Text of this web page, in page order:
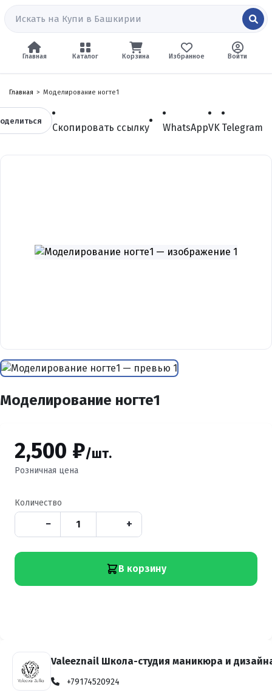
Главная Каталог Войти
Избранное
Корзина
Главная Моделирование ногте1
Скопировать ссылку WhatsAppVK Telegram
Моделирование ногте1
2,500 ₽/шт.
Розничная цена
Количество
− +
В корзину
Valeeznail Школа-студия маникюра и
+79174520924